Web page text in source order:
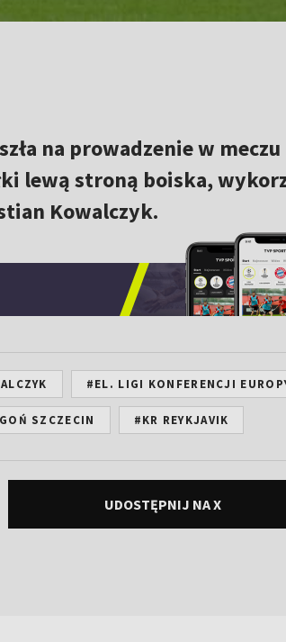
na prowadzenie w meczu
lewą stroną boiska,
Kowalczyk.
#EL. LIGI KONFERENCJI
SZCZECIN #KR REYKJAVIK
UDOSTĘPNIJ NA X